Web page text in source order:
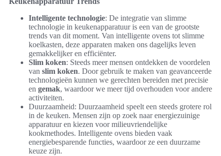
Intelligente technologie: De integratie van slimme
technologie in keukenapparatuur is een van de grootste
trends van dit moment. Van intelligente ovens tot slimme
koelkasten, deze apparaten maken ons dagelijks leven
gemakkelijker en efficiënter.
Slim koken: Steeds meer mensen ontdekken de voordelen
van slim koken. Door gebruik te maken van geavanceerde
technologieën kunnen we gerechten bereiden met precisie
en gemak, waardoor we meer tijd overhouden voor andere
activiteiten.
Duurzaamheid: Duurzaamheid speelt een steeds grotere rol
in de keuken. Mensen zijn op zoek naar energiezuinige
apparatuur en kiezen voor milieuvriendelijke
kookmethodes. Intelligente ovens bieden vaak
energiebesparende functies, waardoor ze een duurzame
keuze zijn.